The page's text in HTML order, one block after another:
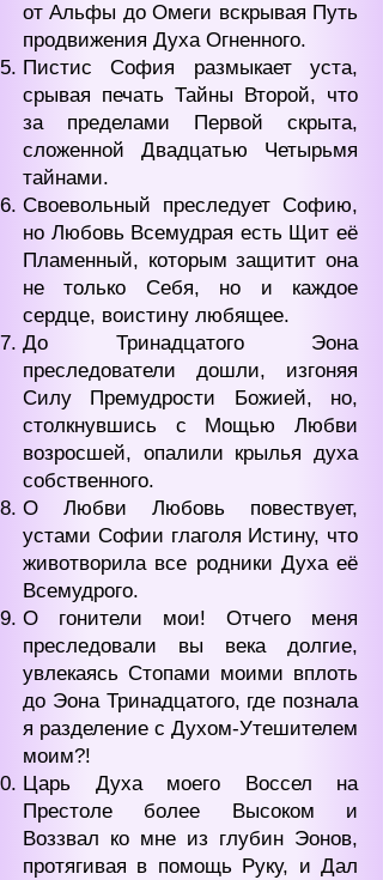
от Альфы до Омеги вскрывая Путь
продвижения Духа Огненного.
Пистис София размыкает уста,
срывая печать Тайны Второй, что
за пределами Первой скрыта,
сложенной Двадцатью Четырьмя
тайнами.
Своевольный преследует Софию,
но Любовь Всемудрая есть Щит её
Пламенный, которым защитит она
не только Себя, но и каждое
сердце, воистину любящее.
До Тринадцатого Эона
преследователи дошли, изгоняя
Силу Премудрости Божией, но,
столкнувшись с Мощью Любви
возросшей, опалили крылья духа
собственного.
О Любви Любовь повествует,
устами Софии глаголя Истину, что
животворила все родники Духа её
Всемудрого.
О гонители мои! Отчего меня
преследовали вы века долгие,
увлекаясь Стопами моими вплоть
до Эона Тринадцатого, где познала
я разделение с Духом-Утешителем
моим?!
Царь Духа моего Воссел на
Престоле более Высоком и
Воззвал ко мне из глубин Эонов,
протягивая в помощь Руку, и Дал